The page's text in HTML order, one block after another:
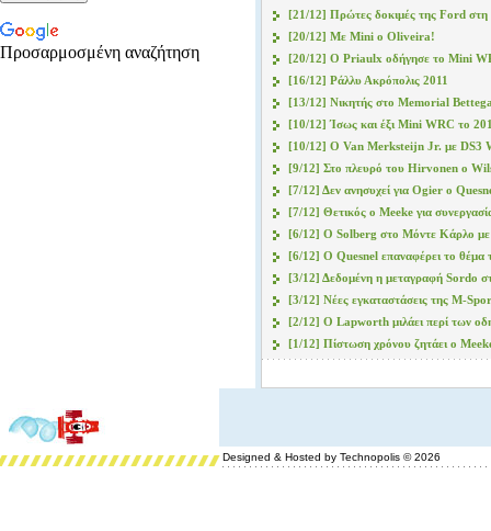
Προσαρμοσμένη αναζήτηση
[21/12] Πρώτες δοκιμές της Ford στη
[20/12] Με Mini ο Oliveira!
[20/12] Ο Priaulx οδήγησε το Mini
[16/12] Ράλλυ Ακρόπολις 2011
[13/12] Νικητής στο Memorial
[10/12] Ίσως και έξι Mini WRC το
[10/12] Ο Van Merksteijn Jr. με DS3
[9/12] Στο πλευρό του Hirvonen o
[7/12] Δεν ανησυχεί για Ogier ο
[7/12] Θετικός ο Meeke για
[6/12] O Solberg στο Μόντε Κάρλο
[6/12] Ο Quesnel επαναφέρει το θέμα
[3/12] Δεδομένη η μεταγραφή Sordo
[3/12] Νέες εγκαταστάσεις της M-
[2/12] Ο Lapworth μιλάει περί των
[1/12] Πίστωση χρόνου ζητάει ο
Designed & Hosted by Technopolis © 2026